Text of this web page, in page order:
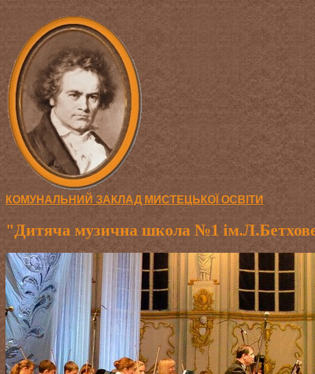
КОМУНАЛЬНИЙ ЗАКЛАД МИСТЕЦЬКОЇ ОСВІТИ
"Дитяча музична школа №1